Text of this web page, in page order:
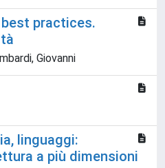
best practices.
Giovanni
linguaggi:
a più dimensioni